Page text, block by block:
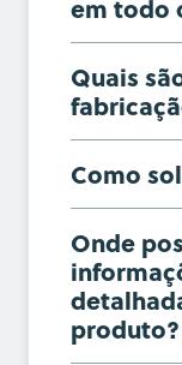
em todo
Quais
Como
Onde
produto?